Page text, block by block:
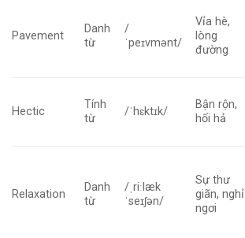
Pavement
Danh
từ
/
ˈpeɪvmənt/
Vỉa hè,
lòng
đường
Hectic
Tính
từ
/ˈhɛktɪk/
Bận rộn,
hối hả
Relaxation
Danh
từ
/ˌriːlæk
ˈseɪʃən/
Sự thư
giãn, nghỉ
ngơi